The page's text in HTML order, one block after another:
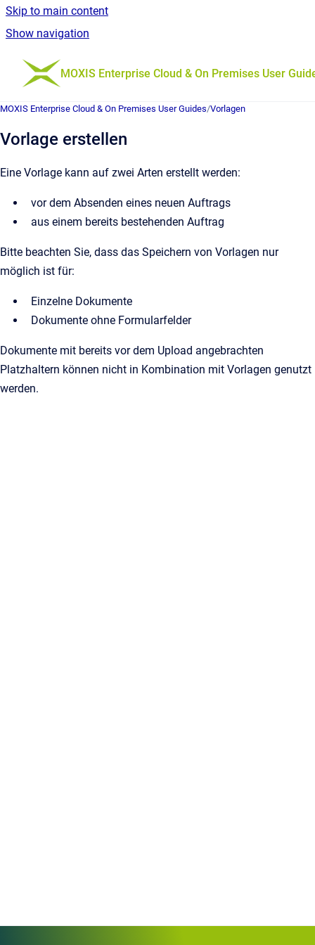
Skip to main content
Show navigation
Go to homepage
MOXIS Enterprise Cloud & On Premises User
MOXIS Enterprise Cloud & On Premises User Guides/Vorlagen
Vorlage erstellen
Eine Vorlage kann auf zwei Arten erstellt werden:
vor dem Absenden eines neuen Auftrags
aus einem bereits bestehenden Auftrag
Bitte beachten Sie, dass das Speichern von Vorlagen nur
möglich ist für:
Einzelne Dokumente
Dokumente ohne Formularfelder
Dokumente mit bereits vor dem Upload angebrachten
Platzhaltern können nicht in Kombination mit Vorlagen genutzt
werden.